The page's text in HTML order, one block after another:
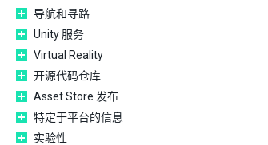
导航和寻路
Unity 服务
Virtual Reality
开源代码仓库
Asset Store 发布
特定于平台的信息
实验性